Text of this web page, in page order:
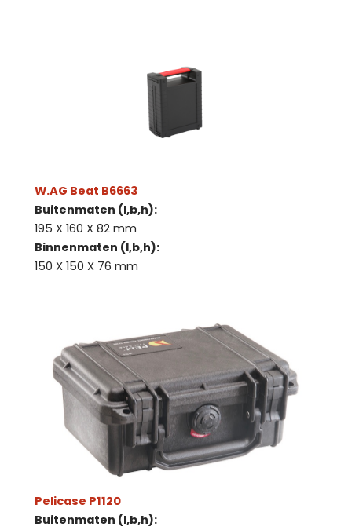
W.AG Beat B6663
Buitenmaten (l,b,h):
195 X 160 X 82 mm
Binnenmaten (l,b,h):
150 X 150 X 76 mm
Pelicase P1120
Buitenmaten (l,b,h):